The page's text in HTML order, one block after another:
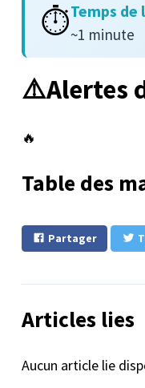
⏱️Temps
~1 minute
⚠️Alertes
🔥
Table des
Partager
Articles lies
Aucun article lie